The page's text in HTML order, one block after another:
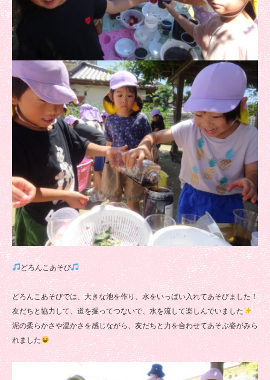
どろんこあそび
どろんこあそびでは、大きな池を作り、水をいっぱい入れてあそびました！
友だちと協力して、道を掘ってつないで、水を流して楽しんでいました
泥の柔らかさや温かさを感じながら、友だちと力を合わせてあそぶ姿がみら
れました